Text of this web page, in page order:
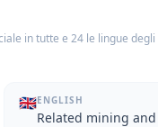
in tutte e 24 le lingue
🇬🇧ENGLISH
Related mining